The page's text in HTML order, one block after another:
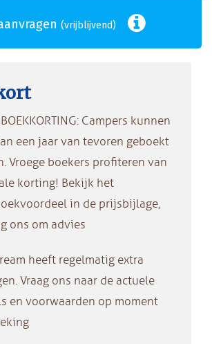
(vrijblijvend)
Campers kunnen
een jaar van tevoren geboekt
Vroege boekers profiteren van
korting! Bekijk het
in de prijsbijlage,
ons om advies
heeft regelmatig extra
Vraag ons naar de actuele
en voorwaarden op moment